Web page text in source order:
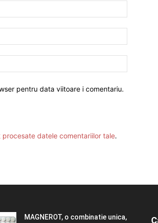
pentru data viitoare i comentariu.
procesate datele comentariilor tale.
MAGNEROT, o combinatie unica,